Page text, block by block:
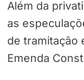
Além da
as
de tramitação
Emenda